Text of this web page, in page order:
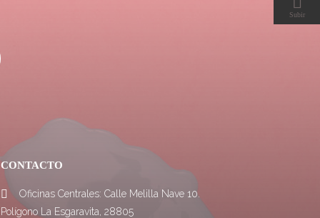
CONTACTO

Oficinas Centrales: Calle Melilla Nave 10.
Polígono La Esgaravita, 28805
Subir